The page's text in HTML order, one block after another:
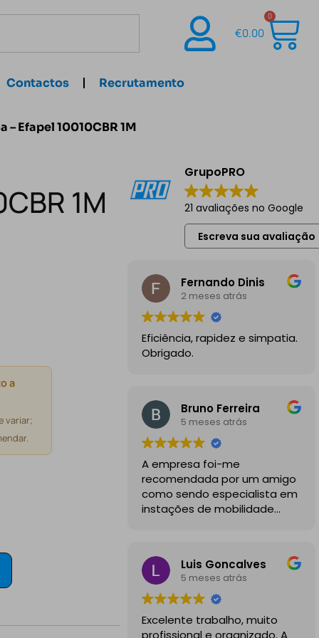
€0.00
0
Contactos Recrutamento
– Efapel 10010CBR 1M
1M
a
variar;
GrupoPRO
21 avaliações no Google
Escreva sua avaliação
Fernando Dinis
2 meses atrás
Eficiência, rapidez e simpatia.
Obrigado.
Bruno Ferreira
5 meses atrás
A empresa foi-me
recomendada por um amigo
como sendo especialista em
instações de mobilidade
profissionais, comunicativos e
disponiveis para todas as
minhas dúvidas.
A instalação de tomada
reforçada em garagem
Luis Goncalves
5 meses atrás
Excelente trabalho, muito
profissional e organizado. A